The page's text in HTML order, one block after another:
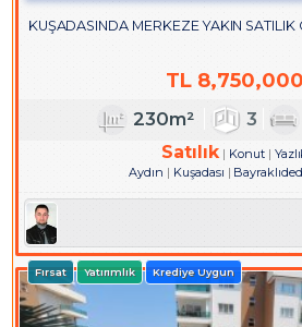
KUŞADASINDA MERKEZE YAKIN
TL 8,750,000
230m² 3
Satılık Konut
Aydın
Kuşadası
Fırsat Yatırımlık Krediye Uygun